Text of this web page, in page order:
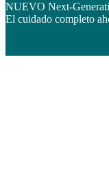
NUEVO Next-
El cuidado completo